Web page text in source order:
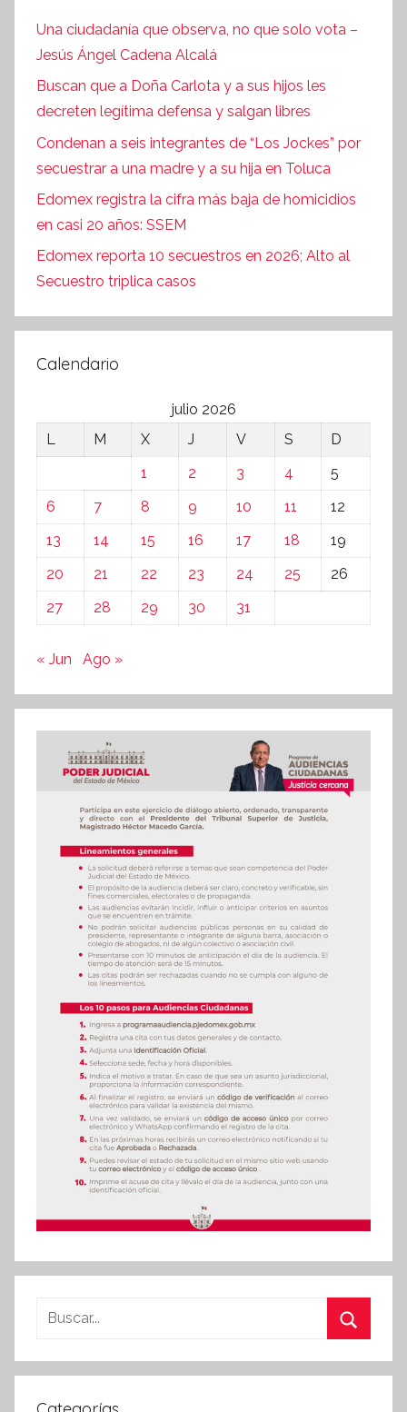
Una ciudadanía que observa, no que solo vota –
Jesús Ángel Cadena Alcalá
Buscan que a Doña Carlota y a sus hijos les
decreten legítima defensa y salgan libres
Condenan a seis integrantes de “Los Jockes” por
secuestrar a una madre y a su hija en Toluca
Edomex registra la cifra más baja de homicidios
en casi 20 años: SSEM
Edomex reporta 10 secuestros en 2026; Alto al
Secuestro triplica casos
Calendario
julio 2026
L
M X J V S
D
1
2 3 4
5
6
7 8 9 10 11
12
13
14 15 16 17 18
19
20
21 22 23 24 25
26
27
28 29 30 31
« Jun Ago »
Buscar: